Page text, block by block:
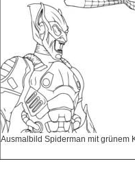
Ausmalbild Spiderman mit grünem